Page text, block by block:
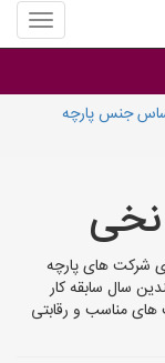
منوی
سایت
فروشی
جنس پارچه
شرکت های پارچه
سال سابقه کار
مناسب و رقابتی